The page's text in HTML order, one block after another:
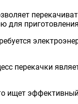
для
перекачки
ищет